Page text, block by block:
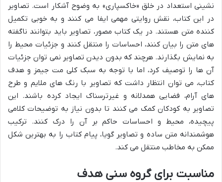
نشینی استعداد در خلق «خاکسپاری» به وضوح آشکار است. تصاویر
در این کتاب، نقش روایتی مهمی ایفا می کنند و به خوبی تکمیل
کننده متن هستند. در یک کتاب مصور، تصاویر باید بتوانند ناگفته
های متن را بیان کنند، احساسات را منتقل کنند و جزئیات محیط را
به نمایش بگذارند. هرچند که بدون دیدن تصاویر نمی توان جزئیات
آن ها را توصیف کرد، اما با توجه به سبک کلی مت جیمز و هدف
کتاب، می توان انتظار داشت که تصاویر با رنگ های ملایم و طرح
های آرام، فضایی همدلانه و غیرترسناک ایجاد کرده باشند. این
تصاویر به کودکان کمک می کنند تا بدون نیاز به توضیحات کلامی
پیچیده، محیط و احساسات حاکم بر آن را درک کنند. ترکیب
هوشمندانه متن ساده و تصاویر گویا، پیام کتاب را به بهترین شکل
ممکن به مخاطب منتقل می کند.
مناسبت برای گروه سنی هدف